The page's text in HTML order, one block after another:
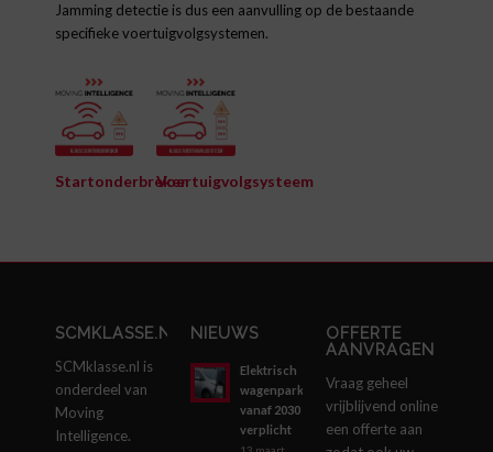
Jamming detectie is dus een aanvulling op de bestaande
specifieke voertuigvolgsystemen.
StartonderbrekerVoertuigvolgsysteem
SCMKLASSE.NL
SCMklasse.nl is
onderdeel van
Moving
Intelligence.
NIEUWS
Elektrisch
wagenpark
vanaf 2030
verplicht
OFFERTE
AANVRAGEN
Vraag geheel
vrijblijvend online
een offerte aan